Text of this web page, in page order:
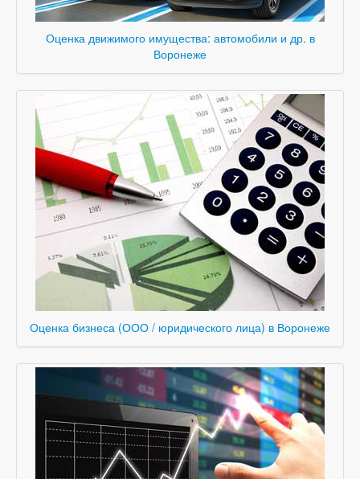
Оценка движимого имущества: автомобили и др. в
Воронеже
Оценка бизнеса (ООО / юридического лица) в Воронеже